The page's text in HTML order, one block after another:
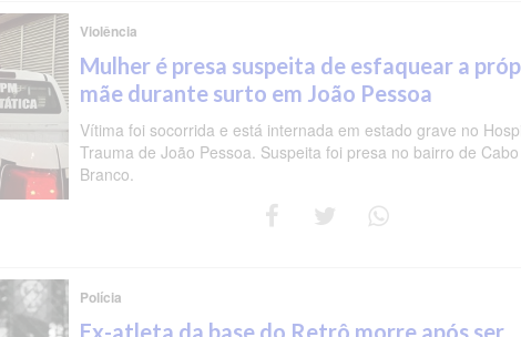
Violência
Mulher é presa suspeita de esfaquear a
mãe durante surto em João Pessoa
Vítima foi socorrida e está internada em estado grave no
Trauma de João Pessoa. Suspeita foi presa no bairro de Cabo
Branco.
Polícia